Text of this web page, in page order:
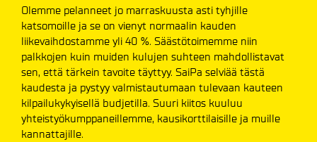
Olemme pelanneet jo marraskuusta asti tyhjille
katsomoille ja se on vienyt normaalin kauden
liikevaihdostamme yli 40 %. Säästötoimemme niin
palkkojen kuin muiden kulujen suhteen mahdollistavat
sen, että tärkein tavoite täyttyy. SaiPa selviää tästä
kaudesta ja pystyy valmistautumaan tulevaan kauteen
kilpailukykyisellä budjetilla. Suuri kiitos kuuluu
yhteistyökumppaneillemme, kausikorttilaisille ja muille
kannattajille.